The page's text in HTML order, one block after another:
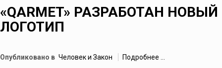
«QARMET» РАЗРАБОТАН НОВЫЙ
ЛОГОТИП
Опубликовано в Человек и Закон Подробнее ...